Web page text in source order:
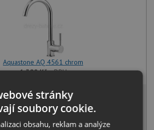
Aquastone AQ 4561 chrom
1 390 Kčs DPH
3 686 Kčs DPH
Běžná cena:3 880 Kč
Sleva:
Kč
stránky
soubory cookie.
obsahu, reklam a analýze